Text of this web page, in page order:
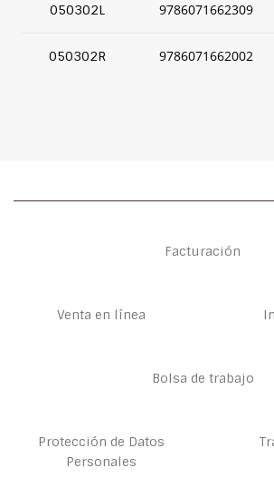
050302L 9786071662309
050302R 9786071662002
Facturación
Venta en línea
Bolsa de trabajo
Protección de Datos
Personales